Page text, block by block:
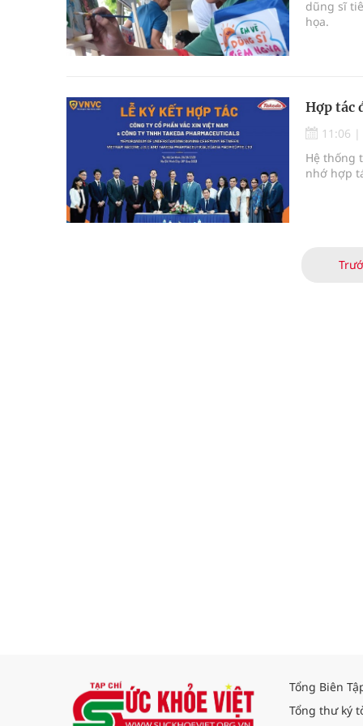
dũng sĩ
họa.
Hợp tác
11:06 |
Hệ thống
nhớ hợp
Tổng Biên
Tổng thư ký